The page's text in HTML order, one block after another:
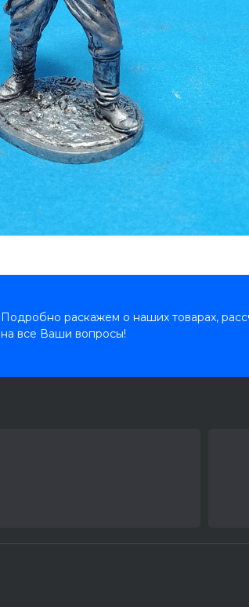
Подробно раскажем о наших товарах,
на все Ваши вопросы!